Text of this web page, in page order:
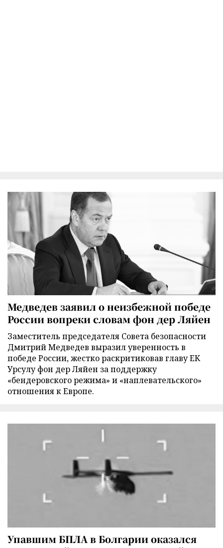
Медведев заявил о неизбежной победе
России вопреки словам фон дер Ляйен
Заместитель председателя Совета безопасности
Дмитрий Медведев выразил уверенность в
победе России, жестко раскритиковав главу ЕК
Урсулу фон дер Ляйен за поддержку
«бендеровского режима» и «наплевательского»
отношения к Европе.
Упавшим БПЛА в Болгарии оказался